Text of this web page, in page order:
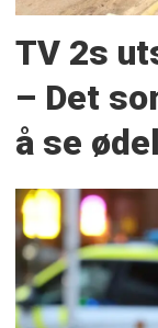
TV 2s
– Det
å se